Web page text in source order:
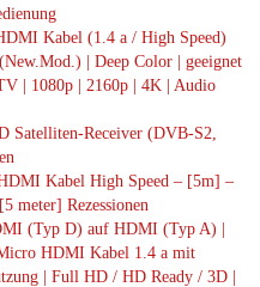
Kabel (1.4 a / High Speed)
| Deep Color | geeignet
| 1080p | 2160p | 4K | Audio
Receiver (DVB-S2,
Kabel High Speed – [5m] –
meter] Rezessionen
(Typ D) auf HDMI (Typ A) |
HDMI Kabel 1.4 a mit
| Full HD / HD Ready / 3D |